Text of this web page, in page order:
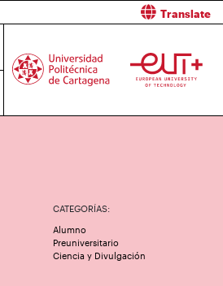
Translate
CATEGORÍAS:
Alumno
Preuniversitario
Ciencia y Divulgación